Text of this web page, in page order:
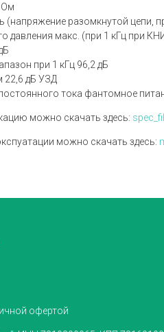
Ом
(напряжение разомкнутой цепи,
давления макс. (при 1 кГц при
при 1 кГц 96,2 дБ
22,6 дБ УЗД
тока фантомное
можно скачать здесь:
можно скачать здесь:
офертой